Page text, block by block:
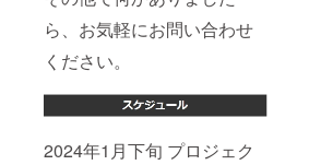
ら、お気軽にお問い合わせ
ください。
2024年1月下旬 プロジェク